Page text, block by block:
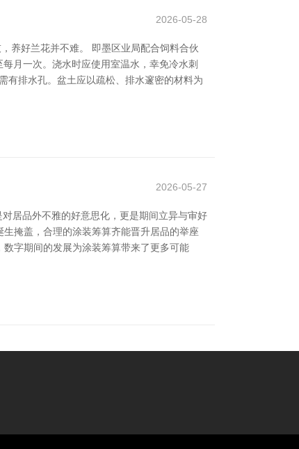
2026-05-28
养好兰花并不难。 即墨区业局配合饲料合伙
月一次。浇水时应使用室温水，幸免冷水刺
有排水孔。盆土应以疏松、排水邃密的材料为
2026-05-27
居品外不雅的好意思化，更是期间立异与审好
掩盖，合理的涂装筹算齐能晋升居品的举座
字期间的发展为涂装筹算带来了更多可能